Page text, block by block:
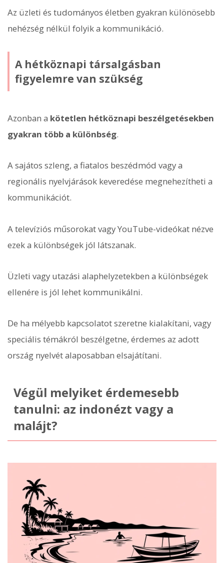
Az üzleti és tudományos életben gyakran különösebb
nehézség nélkül folyik a kommunikáció.
A hétköznapi társalgásban
figyelemre van szükség
Azonban a kötetlen hétköznapi beszélgetésekben
gyakran több a különbség.
A sajátos szleng, a fiatalos beszédmód vagy a
regionális nyelvjárások keveredése megnehezítheti a
kommunikációt.
A televíziós műsorokat vagy YouTube-videókat nézve
ezek a különbségek jól látszanak.
Üzleti vagy utazási alaphelyzetekben a különbségek
ellenére is jól lehet kommunikálni.
De ha mélyebb kapcsolatot szeretne kialakítani, vagy
speciális témákról beszélgetne, érdemes az adott
ország nyelvét alaposabban elsajátítani.
Végül melyiket érdemesebb
tanulni: az indonézt vagy a
malájt?